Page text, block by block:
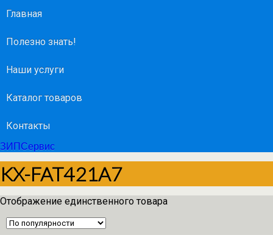
Главная
Полезно знать!
Наши услуги
Каталог товаров
Контакты
ЗИПСервис
KX-FAT421A7
Отображение единственного товара